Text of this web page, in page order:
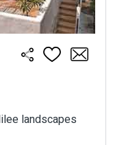
landscapes